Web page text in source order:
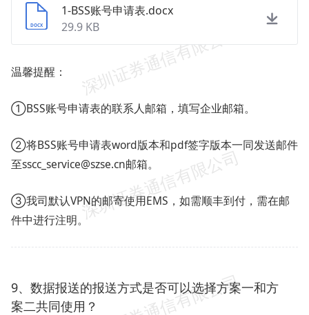
1-BSS账号申请表.docx
29.9 KB
温馨提醒：
①BSS账号申请表的联系人邮箱，填写企业邮箱。
②将BSS账号申请表word版本和pdf签字版本一同发送邮件
至sscc_service@szse.cn邮箱。
③我司默认VPN的邮寄使用EMS，如需顺丰到付，需在邮
件中进行注明。
9、数据报送的报送方式是否可以选择方案一和方
案二共同使用？